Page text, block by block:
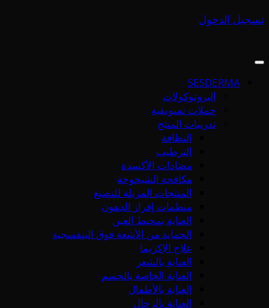
تسجيل الدخول
SESDERMA
البروتوكولات
حملات تسويقية
تدريبات المنتج
النظافة
الترطيب
مضادات الأكسدة
مكافحة الشيخوخة
المنتجات المزيلة للتصبغ
منظمات إفراز الدهون
العناية بمحيط العين
الحماية من الأشعة فوق البنفسجية
علاج الإكزيما
العناية بالشعر
العناية الخاصة بالجسم
العناية بالأطفال
العناية بالرجال